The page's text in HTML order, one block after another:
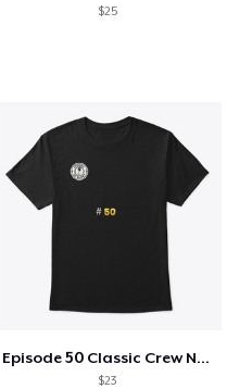
$25
Episode 50 Classic Crew Neck T-Shirt
$23